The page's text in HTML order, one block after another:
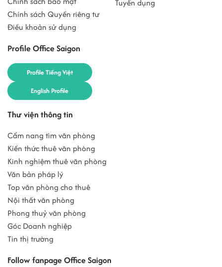
Chính sách Quyền riêng tư
Điều khoản sử dụng
Profile Office Saigon
Profile Tiếng Việt
English Profile
Tuyển dụng
Thư viện thông tin
Cẩm nang tìm văn phòng
Kiến thức thuê văn phòng
Kinh nghiệm thuê văn phòng
Văn bản pháp lý
Top văn phòng cho thuê
Nội thất văn phòng
Phong thuỷ văn phòng
Góc Doanh nghiệp
Tin thị trường
Follow fanpage Office Saigon